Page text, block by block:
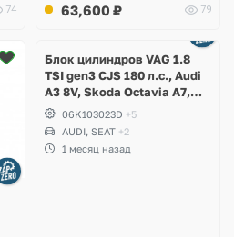
74 63,600 ₽ 79
Блок цилиндров VAG 1.8
TSI gen3 CJS 180 л.с., Audi
A3 8V, Skoda Octavia A7,
Superb, Volkswagen Passat
B8, Golf VII Alltrack, Seat
Leon
06K103023D +5
AUDI, SEAT +2
1 месяц назад